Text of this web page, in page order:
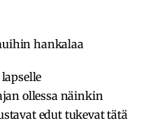
hankalaa
ollessa näinkin
edut tukevat tätä